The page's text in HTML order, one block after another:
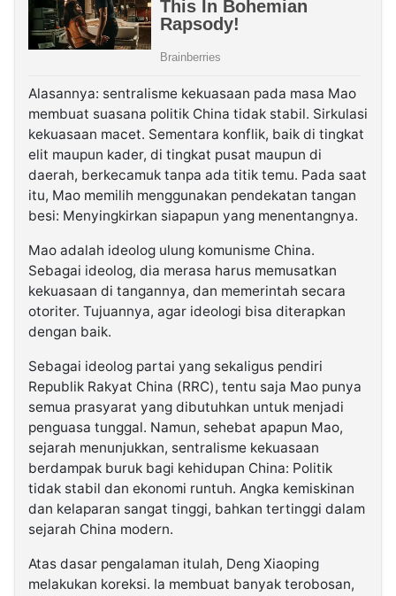
Alasannya: sentralisme kekuasaan pada masa Mao
membuat suasana politik China tidak stabil. Sirkulasi
kekuasaan macet. Sementara konflik, baik di tingkat
elit maupun kader, di tingkat pusat maupun di
daerah, berkecamuk tanpa ada titik temu. Pada saat
itu, Mao memilih menggunakan pendekatan tangan
besi: Menyingkirkan siapapun yang menentangnya.
Mao adalah ideolog ulung komunisme China.
Sebagai ideolog, dia merasa harus memusatkan
kekuasaan di tangannya, dan memerintah secara
otoriter. Tujuannya, agar ideologi bisa diterapkan
dengan baik.
Sebagai ideolog partai yang sekaligus pendiri
Republik Rakyat China (RRC), tentu saja Mao punya
semua prasyarat yang dibutuhkan untuk menjadi
penguasa tunggal. Namun, sehebat apapun Mao,
sejarah menunjukkan, sentralisme kekuasaan
berdampak buruk bagi kehidupan China: Politik
tidak stabil dan ekonomi runtuh. Angka kemiskinan
dan kelaparan sangat tinggi, bahkan tertinggi dalam
sejarah China modern.
Atas dasar pengalaman itulah, Deng Xiaoping
melakukan koreksi. Ia membuat banyak terobosan,